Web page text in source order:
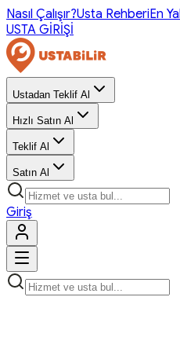
Nasıl Çalışır?Usta RehberiEn
USTA GİRİŞİ
Ustadan Teklif Al
Hızlı Satın Al
Teklif Al
Satın Al
Giriş